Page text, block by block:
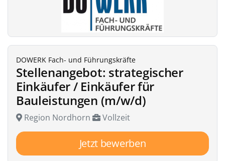
DOWERK Fach- und Führungskräfte
Stellenangebot: strategischer
Einkäufer / Einkäufer für
Bauleistungen (m/w/d)
Region Nordhorn Vollzeit
Jetzt bewerben